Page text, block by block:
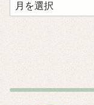
ー